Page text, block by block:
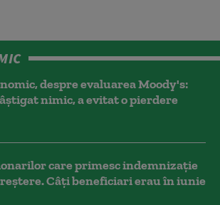
despre evaluarea Moody's:
nimic, a evitat o pierdere
care primesc indemnizaţie
Câți beneficiari erau în iunie